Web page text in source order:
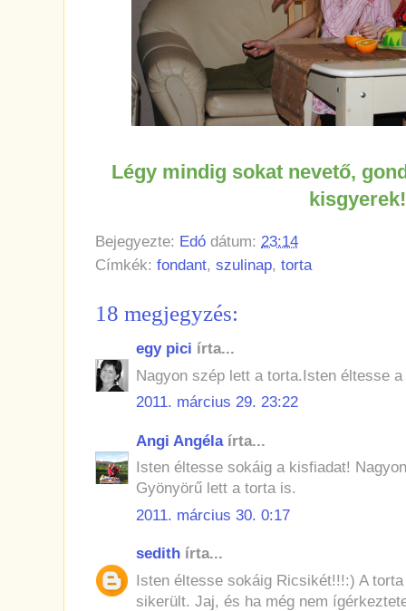
Légy mindig sokat nevető,
kisgyerek!
Bejegyezte: Edó dátum: 23:14
Címkék: fondant, szulinap, torta
18 megjegyzés:
egy pici írta...
Nagyon szép lett a torta.Isten éltesse
2011. március 29. 23:22
Angi Angélaírta...
Isten éltesse sokáig a kisfiadat!
Gyönyörű lett a torta is.
2011. március 30. 0:17
sedith írta...
Isten éltesse sokáig Ricsikét!!!:) A
sikerült. Jaj, és ha még nem